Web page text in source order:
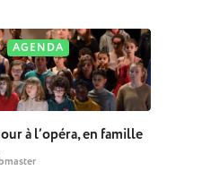
AGENDA
à l’opéra, en famille